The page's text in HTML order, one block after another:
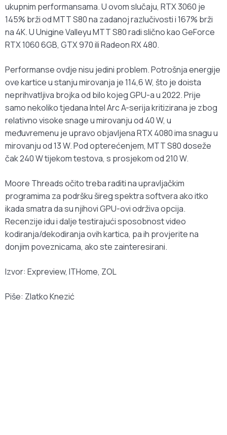
ukupnim performansama. U ovom slučaju, RTX 3060 je
145% brži od MTT S80 na zadanoj razlučivosti i 167% brži
na 4K. U Unigine Valleyu MTT S80 radi slično kao GeForce
RTX 1060 6GB, GTX 970 ili Radeon RX 480.
Performanse ovdje nisu jedini problem. Potrošnja energije
ove kartice u stanju mirovanja je 114,6 W, što je doista
neprihvatljiva brojka od bilo kojeg GPU-a u 2022. Prije
samo nekoliko tjedana Intel Arc A-serija kritizirana je zbog
relativno visoke snage u mirovanju od 40 W, u
međuvremenu je upravo objavljena RTX 4080 ima snagu u
mirovanju od 13 W. Pod opterećenjem, MTT S80 doseže
čak 240 W tijekom testova, s ​​prosjekom od 210 W.
Moore Threads očito treba raditi na upravljačkim
programima za podršku šireg spektra softvera ako itko
ikada smatra da su njihovi GPU-ovi održiva opcija.
Recenzije idu i dalje testirajući sposobnost video
kodiranja/dekodiranja ovih kartica, pa ih provjerite na
donjim poveznicama, ako ste zainteresirani.
Izvor: Expreview, ITHome, ZOL
Piše: Zlatko Knezić